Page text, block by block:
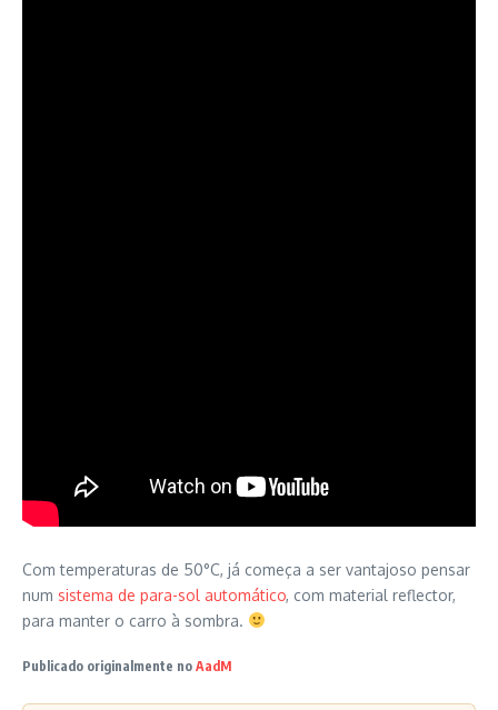
Com temperaturas de 50°C, já começa a ser vantajoso pensar
num sistema de para-sol automático, com material reflector,
para manter o carro à sombra.
Publicado originalmente no AadM